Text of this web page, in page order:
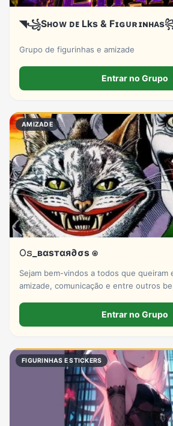
◥꧁Sʜᴏᴡ ᴅᴇ Lks &
Grupo de figurinhas e amizade
Entrar no Grupo
AMIZADE
𝙾𝚜_вαѕтαя∂σѕ ⍟
Sejam bem-vindos a todos que queiram
amizade, comunicação e entre outros
Entrar no Grupo
FIGURINHAS E STICKERS